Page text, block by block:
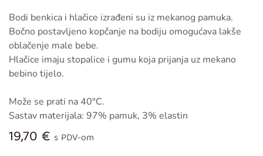
Bodi benkica i hlačice izrađeni su iz mekanog pamuka.
Bočno postavljeno kopčanje na bodiju omogućava lakše
oblačenje male bebe.
Hlačice imaju stopalice i gumu koja prijanja uz mekano
bebino tijelo.
Može se prati na 40°C.
Sastav materijala: 97% pamuk, 3% elastin
19,70€ s PDV-om